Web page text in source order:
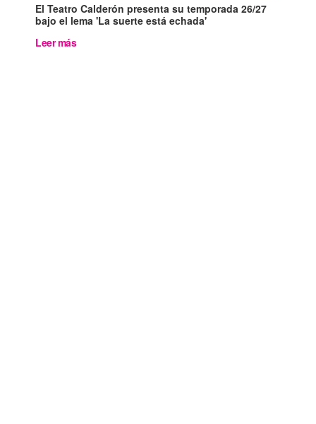
El Teatro Calderón presenta su temporada 26/27
bajo el lema 'La suerte está echada'
Leer más